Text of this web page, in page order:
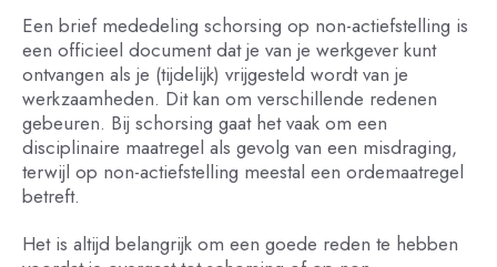
Een brief mededeling schorsing op non-actiefstelling is
een officieel document dat je van je werkgever kunt
ontvangen als je (tijdelijk) vrijgesteld wordt van je
werkzaamheden. Dit kan om verschillende redenen
gebeuren. Bij schorsing gaat het vaak om een
disciplinaire maatregel als gevolg van een misdraging,
terwijl op non-actiefstelling meestal een ordemaatregel
betreft.
Het is altijd belangrijk om een goede reden te hebben